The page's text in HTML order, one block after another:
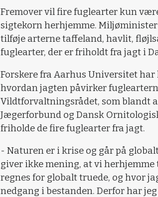
Fremover vil fire fuglearter kun
sigtekorn herhjemme.
tilføje arterne taffeland, havlit,
fuglearter, der er friholdt fra jagt i
Forskere fra Aarhus Universitet
hvordan jagten påvirker
Vildtforvaltningsrådet, som blandt
Jægerforbund og Dansk
friholde de fire fuglearter fra jagt.
- Naturen er i krise og går på
giver ikke mening, at vi
regnes for globalt truede, og hvor
nedgang i bestanden. Derfor har